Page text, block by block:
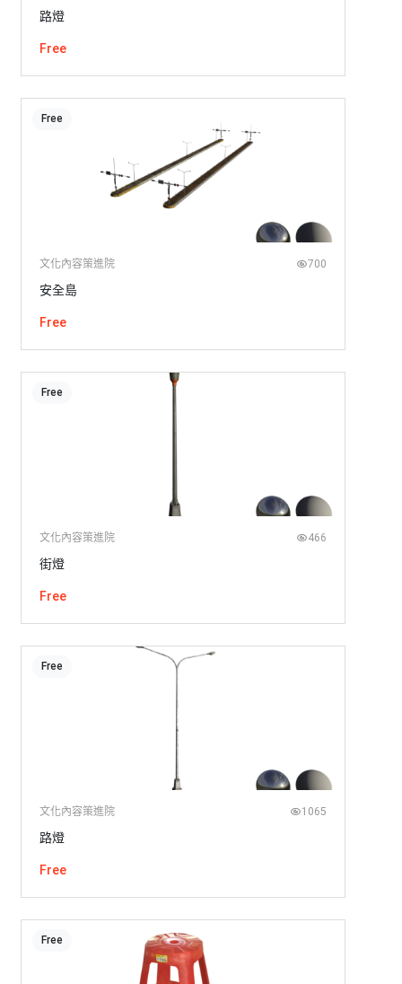
路燈
Free
Free
文化內容策進院 700
安全島
Free
Free
文化內容策進院 466
街燈
Free
Free
文化內容策進院 1065
路燈
Free
Free